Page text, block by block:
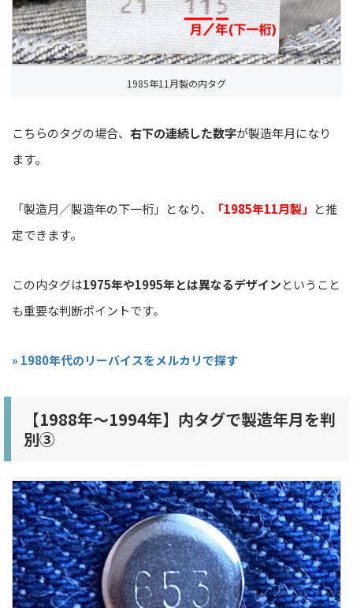
1985年11月製の内タグ
こちらのタグの場合、 右下の連続した数字が製造年月になり
ます。
「製造月／製造年の下一桁」となり、 「1985年11月製」 と推
定できます。
この内タグは1975年や1995年とは異なるデザインということ
も重要な判断ポイントです。
» 1980年代のリーバイスをメルカリで探す
【1988年〜1994年】内タグで製造年月を判
別③